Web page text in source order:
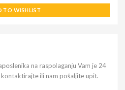
TO WISHLIST
na raspolaganju Vam je 24
ili nam pošaljite upit.